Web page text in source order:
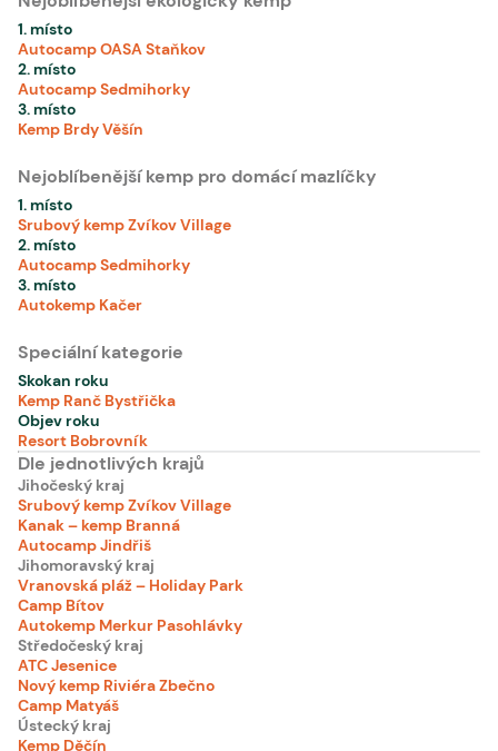
1. místo
Autocamp OASA Staňkov
2. místo
Autocamp Sedmihorky
3. místo
Kemp Brdy Věšín
Nejoblíbenější kemp pro domácí mazlíčky
1. místo
Srubový kemp Zvíkov Village
2. místo
Autocamp Sedmihorky
3. místo
Autokemp Kačer
Speciální kategorie
Skokan roku
Kemp Ranč Bystřička
Objev roku
Resort Bobrovník
Dle jednotlivých krajů
Jihočeský kraj
Srubový kemp Zvíkov Village
Kanak – kemp Branná
Autocamp Jindřiš
Jihomoravský kraj
Vranovská pláž – Holiday Park
Camp Bítov
Autokemp Merkur Pasohlávky
Středočeský kraj
ATC Jesenice
Nový kemp Riviéra Zbečno
Camp Matyáš
Ústecký kraj
Kemp Děčín